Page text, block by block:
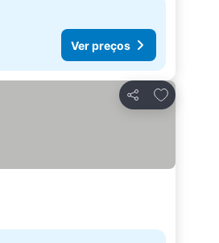
Ver preços
Partilhar
Adicionar